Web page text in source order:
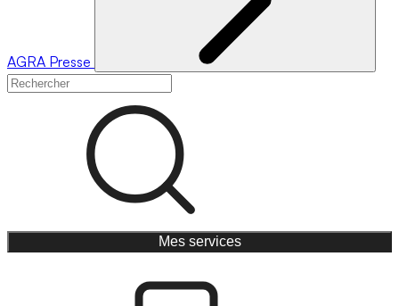
AGRA Presse
Mes services